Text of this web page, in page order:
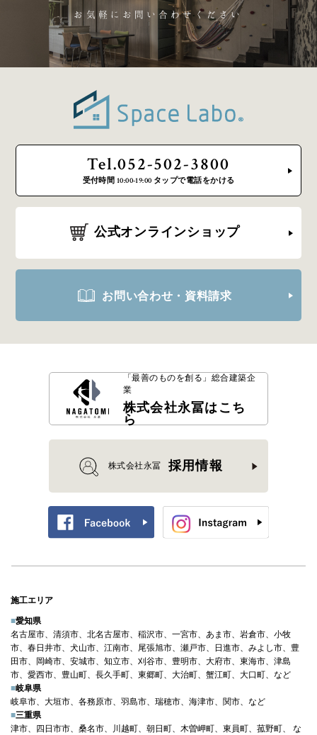
お気軽にお問い合わせください
Tel.052-502-3800
受付時間 10:00-19:00 タップで電話をかける
公式オンラインショップ
お問い合わせ・資料請求
「最善のものを創る」 総合建築企
業
株式会社永冨はこち
ら
株式会社永冨 採用情報
施工エリア
■愛知県
名古屋市、清須市、北名古屋市、稲沢市、一宮市、あま市、岩倉市、小牧
市、春日井市、犬山市、江南市、尾張旭市、瀬戸市、日進市、みよし市、豊
田市、岡崎市、安城市、知立市、刈谷市、豊明市、大府市、東海市、津島
市、愛西市、豊山町、長久手町、東郷町、大治町、蟹江町、大口町、など
■岐阜県
岐阜市、大垣市、各務原市、羽島市、瑞穂市、海津市、関市、など
■三重県
津市、四日市市、桑名市、川越町、朝日町、木曽岬町、東員町、菰野町、 な